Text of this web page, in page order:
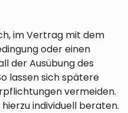
im Vertrag mit dem
oder einen
der Ausübung des
lassen sich spätere
vermeiden.
individuell beraten.